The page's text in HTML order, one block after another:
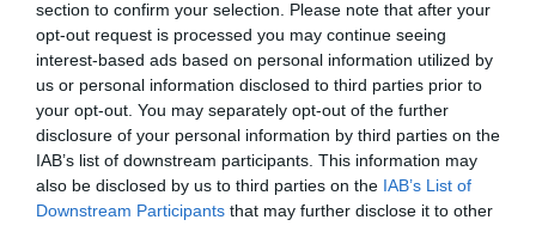
section to confirm your selection. Please note that after your
opt-out request is processed you may continue seeing
interest-based ads based on personal information utilized by
us or personal information disclosed to third parties prior to
your opt-out. You may separately opt-out of the further
disclosure of your personal information by third parties on the
IAB’s list of downstream participants. This information may
also be disclosed by us to third parties on the IAB’s List of
Downstream Participants that may further disclose it to other
számára.
A sportturizmus elősegíti a fizikai aktivitást, az
embereket testmozgásra, szabadtéri kikapcsolódásra,
ezáltal egészséges életmódra ösztönzi, emellett
lehetőséget nyújt az utazók számára, hogy új
kultúrákat tapasztaljanak meg és új emberekkel